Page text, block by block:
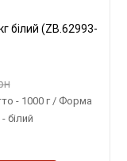
білий (ZB.62993-
- 1000 г / Форма
білий